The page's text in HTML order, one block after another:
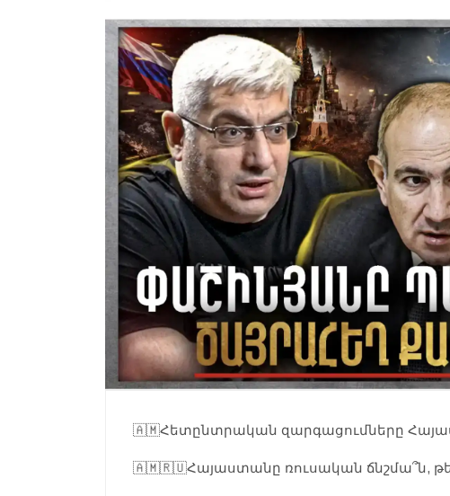
🇦🇲Հետընտրական զարգացումները
🇦🇲🇷🇺Հայաստանը ռուսական ճնշմա՞ն,